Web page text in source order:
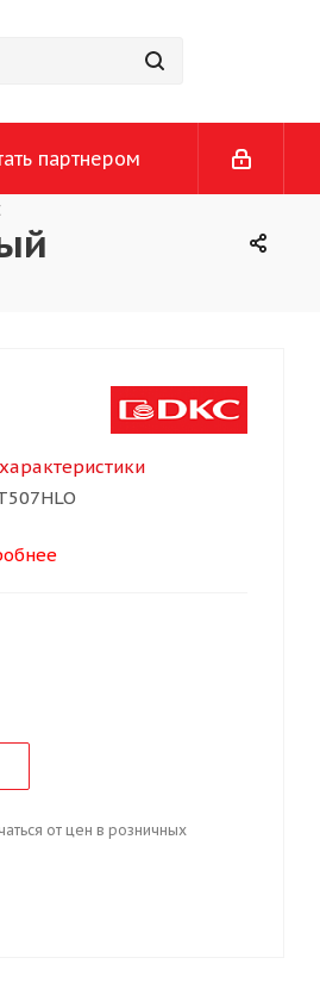
партнером
от цен в розничных